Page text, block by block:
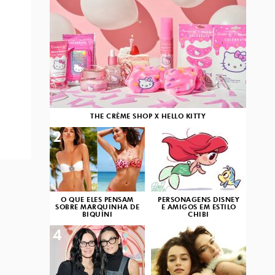
THE CRÈME SHOP X HELLO KITTY
O QUE ELES PENSAM
SOBRE MARQUINHA DE
BIQUÍNI
2
PERSONAGENS DISNEY
E AMIGOS EM ESTILO
CHIBI
3
4